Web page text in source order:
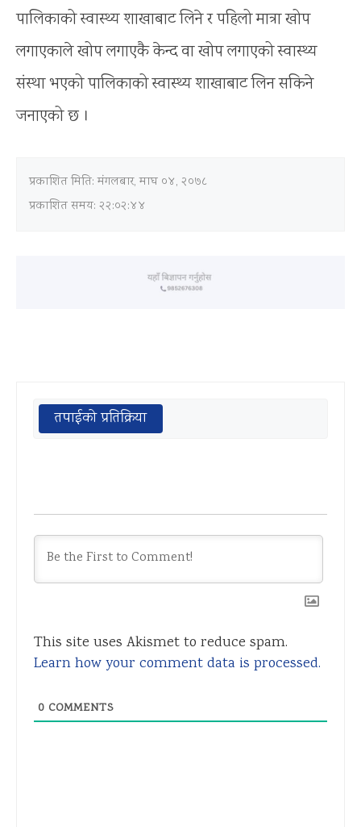
पालिकाको स्वास्थ्य शाखाबाट लिने र पहिलो मात्रा खोप
लगाएकाले खोप लगाएकै केन्द वा खोप लगाएको स्वास्थ्य
संस्था भएको पालिकाको स्वास्थ्य शाखाबाट लिन सकिने
जनाएको छ ।
प्रकाशित मिति:मंगलबार, माघ ०४, २०७८
प्रकाशित समय: २२:०२:४४
तपाईको प्रतिक्रिया
This site uses Akismet to reduce spam.
Learn how your comment data is processed.
0 COMMENTS